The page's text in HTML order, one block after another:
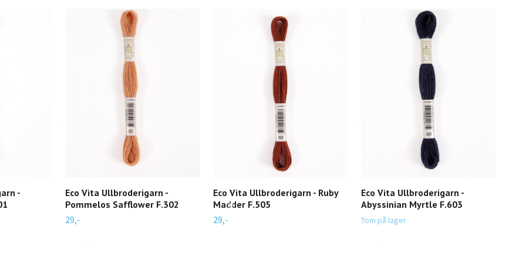
-
Eco Vita Ullbroderigarn -
Pommelos Safflower F.302
29,-
Eco Vita Ullbroderigarn - Ruby
Madder F.505
29,-
Eco Vita Ullbroderigarn -
Abyssinian Myrtle F.603
Tom på lager